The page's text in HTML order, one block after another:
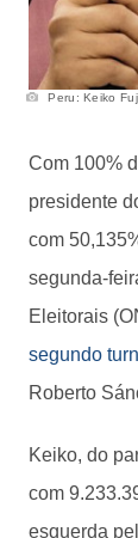
Peru: Keiko
Com 100%
presidente
com
segunda-
Eleitorais
segundo
Roberto
Keiko, do
com
esquerda